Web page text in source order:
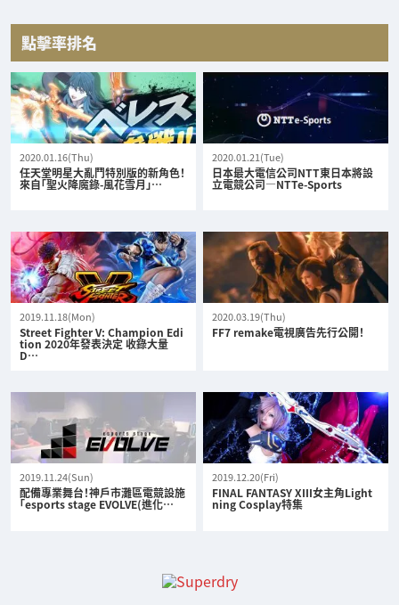
點擊率排名
2020.01.16(Thu)
任天堂明星大亂鬥特別版的新角色！
來自「聖火降魔錄-風花雪月」…
2020.01.21(Tue)
日本最大電信公司NTT東日本將設
立電競公司—NTTe-Sports
2019.11.18(Mon)
Street Fighter V: Champion Edi
tion 2020年發表決定 收錄大量
D…
2020.03.19(Thu)
FF7 remake電視廣告先行公開！
2019.11.24(Sun)
配備專業舞台！神戶市灘區電競設施
「esports stage EVOLVE(進化…
2019.12.20(Fri)
FINAL FANTASY XIII女主角Light
ning Cosplay特集